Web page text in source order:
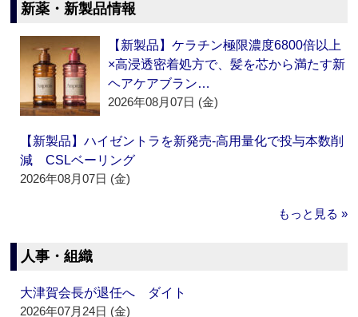
新薬・新製品情報
【新製品】ケラチン極限濃度6800倍以上
×高浸透密着処方で、髪を芯から満たす新
ヘアケアブラン…
2026年08月07日 (金)
【新製品】ハイゼントラを新発売‐高用量化で投与本数削
減 CSLベーリング
2026年08月07日 (金)
もっと見る »
人事・組織
大津賀会長が退任へ ダイト
2026年07月24日 (金)